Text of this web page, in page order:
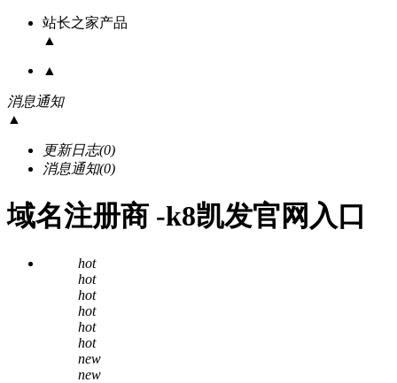
站长之家产品
▲
▲
消息通知
▲
更新日志(0)
消息通知(0)
域名注册商 -k8凯发官网入口
hot
hot
hot
hot
hot
hot
new
new